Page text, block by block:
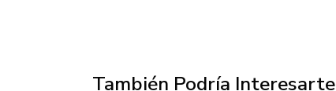
También Podría Interesarte